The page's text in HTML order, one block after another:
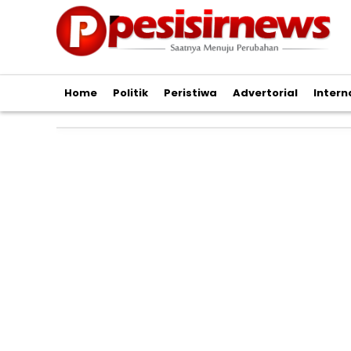
Home Politik Peristiwa Advertorial